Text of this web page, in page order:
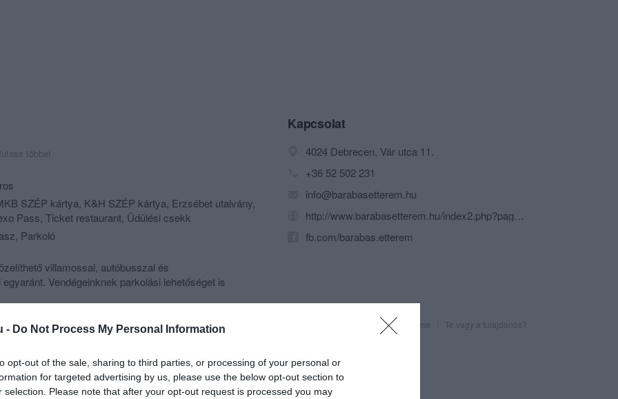
- Do Not Process My Personal Information
opt-out of the sale, sharing to third parties, or processing of your personal or
for targeted advertising by us, please use the below opt-out section to
selection. Please note that after your opt-out request is processed you may
többet
SZÉP kártya, K&H SZÉP kártya, Erzsébet utalvány,
Pass, Ticket restaurant, Üdülési csekk
Parkoló
villamossal, autóbusszal és
Vendégeinknek parkolási lehetőséget is
Kapcsolat
4024 Debrecen, Vár utca 11.
+36 52 502 231
info@barabasetterem.hu
http://www.barabasetterem.hu/index2.php?page=kezdolap
fb.com/barabas.etterem
Probléma jelentése Te vagy a tulajdonos?